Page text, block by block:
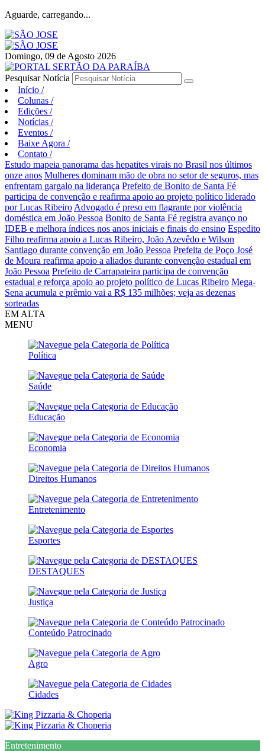
Aguarde, carregando...
Domingo, 09 de Agosto 2026
Pesquisar Notícia
Início /
Colunas /
Edições /
Notícias /
Eventos /
Baixe Agora /
Contato /
Estudo mapeia panorama das hepatites virais no Brasil nos últimos
onze anos Mulheres dominam mão de obra no setor de seguros, mas
enfrentam gargalo na liderança Prefeito de Bonito de Santa Fé
participa de convenção e reafirma apoio ao projeto político liderado
por Lucas Ribeiro Advogado é preso em flagrante por violência
doméstica em João Pessoa Bonito de Santa Fé registra avanço no
IDEB e melhora índices nos anos iniciais e finais do ensino Espedito
Filho reafirma apoio a Lucas Ribeiro, João Azevêdo e Wilson
Santiago durante convenção em João Pessoa Prefeita de Poço José
de Moura reafirma apoio a aliados durante convenção estadual em
João Pessoa Prefeito de Carrapateira participa de convenção
estadual e reforça apoio ao projeto político de Lucas Ribeiro Mega-
Sena acumula e prêmio vai a R$ 135 milhões; veja as dezenas
sorteadas
EM ALTA
MENU
Política
Saúde
Educação
Economia
Direitos Humanos
Entretenimento
Esportes
DESTAQUES
Justiça
Conteúdo Patrocinado
Agro
Cidades
Entretenimento